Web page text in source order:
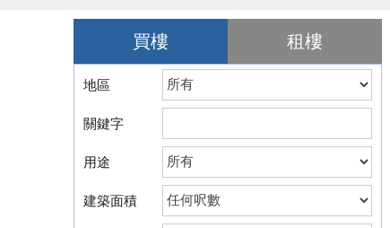
買樓 租樓
地區
關鍵字
用途
建築面積